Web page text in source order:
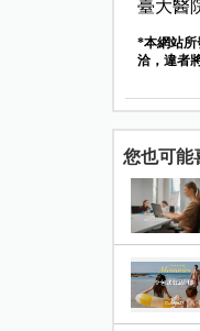
臺大醫
*本網站所
洽，違者
您也可能